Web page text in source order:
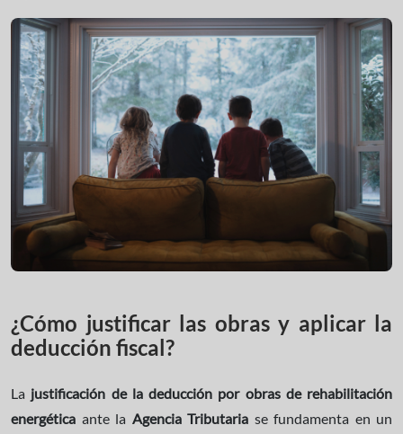
¿Cómo justificar las obras y aplicar la
deducción fiscal?
La justificación de la deducción por obras de rehabilitación
energética ante la Agencia Tributaria se fundamenta en un